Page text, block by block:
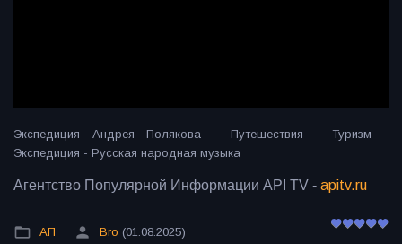
Экспедиция Андрея Полякова - Путешествия - Туризм -
Экспедиция - Русская народная музыка
Агентство Популярной Информации API TV - apitv.ru
АП Bro (01.08.2025)